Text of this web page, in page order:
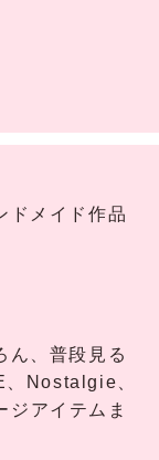
ドメイド作品
ん、普段見る
Nostalgie、
アイテムま